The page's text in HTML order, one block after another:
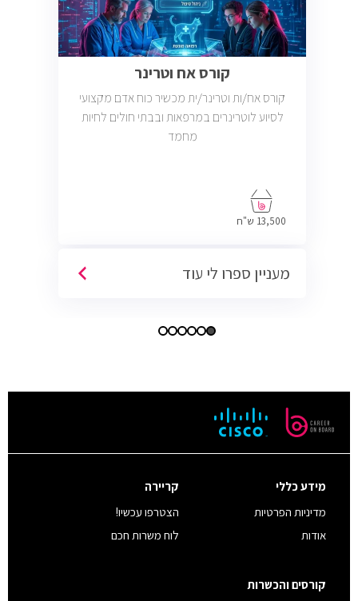
קורס אח וטרינר
קורס אח/ות וטרינר/ית מכשיר כוח אדם מקצועי
לסיוע לוטרינרים במרפאות ובבתי חולים לחיות
מחמד
13,500 ש"ח
מעניין ספרו לי עוד
מידע כללי
מדיניות הפרטיות
אודות
קריירה
הצטרפו עכשיו!
לוח משרות חכם
קורסים והכשרות